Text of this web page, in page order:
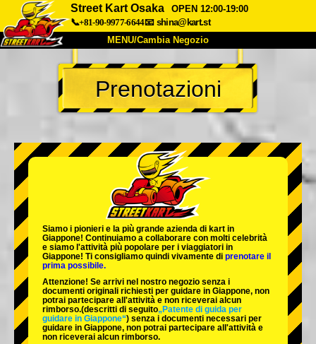
Street Kart Osaka
OPEN 12:00-19:00
📞+81-90-9977-6644📧 shina@kart.st
MENU/Cambia Negozio
INIZIO
Chi Siamo Specifiche Prezzo
Azienda Prenotazioni
Cambia Negozio
Tokyo Shinagawa Tokyo Akihabara#1
Tokyo Akihabara#2
Tokyo Shibuya Annex Tokyo Bay
Tokyo Asakusa Osaka
Okinawa
Prenotazioni
Siamo i pionieri e la più grande azienda di kart in
Giappone! Continuiamo a collaborare con molti celebrità
e siamo l'attività più popolare per i viaggiatori in
Giappone! Ti consigliamo quindi vivamente di prenotare il
prima possibile.
Attenzione! Se arrivi nel nostro negozio senza i
documenti originali richiesti per guidare in Giappone, non
potrai partecipare all'attività e non riceverai alcun
rimborso.(descritti di seguito„Patente di guida per
guidare in Giappone“) senza i documenti necessari per
guidare in Giappone, non potrai partecipare all'attività e
non riceverai alcun rimborso.